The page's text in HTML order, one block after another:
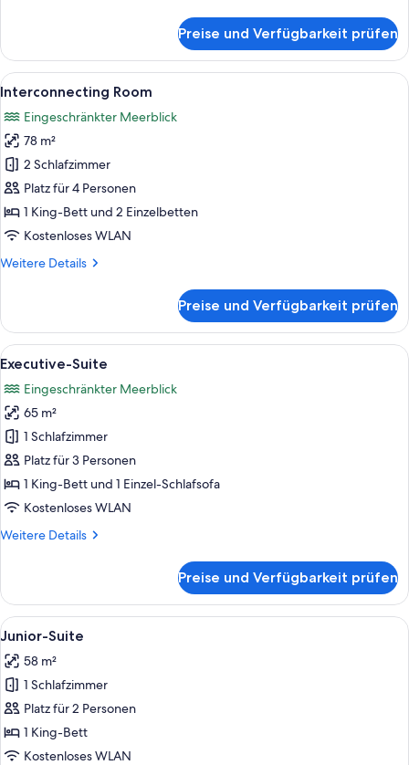
Zimmer,
Balkon
Preise und Verfügbarkeit prüfen
Alle
Fotos
für
Interconnecting
Room
anzeigen
Ein modernes Hotelzimmer mit einer
2
Interconnecting Room
Eingeschränkter Meerblick
78 m²
2 Schlafzimmer
Platz für 4 Personen
1 King-Bett und 2 Einzelbetten
Kostenloses WLAN
Weitere Details
Weitere
Room
Preise und Verfügbarkeit prüfen
Alle
Fotos
für
Executive-
Suite
anzeigen
Ein Hotelzimmer mit einem großen
9
Executive-Suite
Eingeschränkter Meerblick
65 m²
1 Schlafzimmer
Platz für 3 Personen
1 King-Bett und 1 Einzel-Schlafsofa
Kostenloses WLAN
Weitere Details
Weitere
Suite
Preise und Verfügbarkeit prüfen
Alle
Fotos
für
Junior-
Suite
anzeigen
Junior-Suite | Wohnbereich | 38-
7
Junior-Suite
58 m²
1 Schlafzimmer
Platz für 2 Personen
1 King-Bett
Kostenloses WLAN